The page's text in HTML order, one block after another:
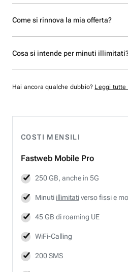
COSTI MENSILI
Fastweb Mobile Pro
250 GB, anche in 5G
Minuti illimitativerso fissi e
45 GB di roaming UE
WiFi-Calling
200 SMS
Come si rinnova la mia offerta?
Cosa si intende per minuti
Hai ancora qualche dubbio? Leggi tutte